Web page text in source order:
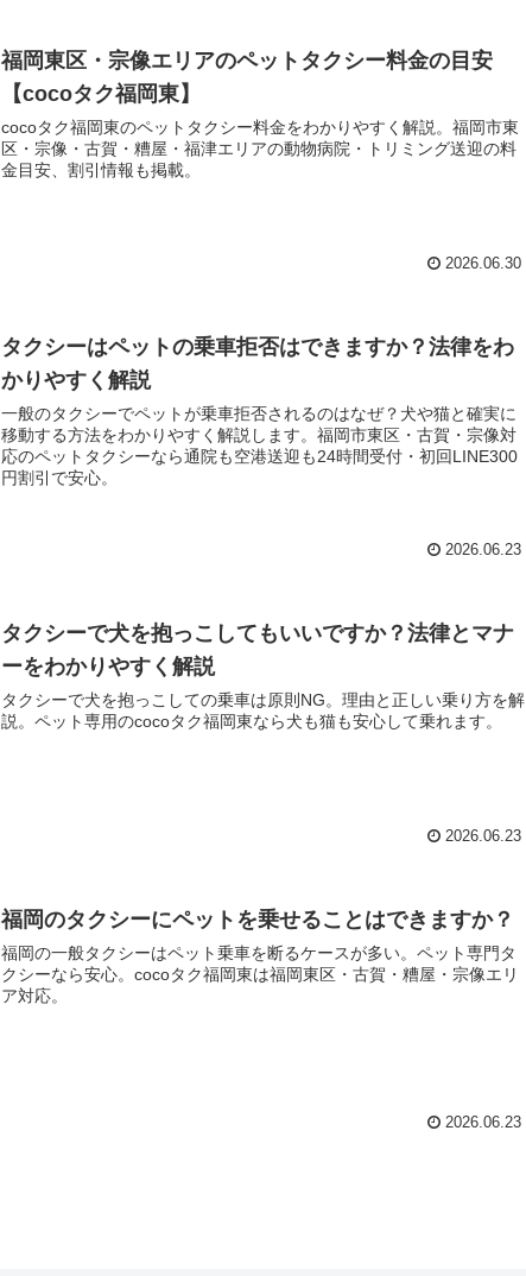
福岡東区・宗像エリアのペットタクシー料金の目安
【cocoタク福岡東】
cocoタク福岡東のペットタクシー料金をわかりやすく解説。福岡市東
区・宗像・古賀・糟屋・福津エリアの動物病院・トリミング送迎の料
金目安、割引情報も掲載。
2026.06.30
タクシーはペットの乗車拒否はできますか？法律をわ
かりやすく解説
一般のタクシーでペットが乗車拒否されるのはなぜ？犬や猫と確実に
移動する方法をわかりやすく解説します。福岡市東区・古賀・宗像対
応のペットタクシーなら通院も空港送迎も24時間受付・初回LINE300
円割引で安心。
2026.06.23
タクシーで犬を抱っこしてもいいですか？法律とマナ
ーをわかりやすく解説
タクシーで犬を抱っこしての乗車は原則NG。理由と正しい乗り方を解
説。ペット専用のcocoタク福岡東なら犬も猫も安心して乗れます。
2026.06.23
福岡のタクシーにペットを乗せることはできますか？
福岡の一般タクシーはペット乗車を断るケースが多い。ペット専門タ
クシーなら安心。cocoタク福岡東は福岡東区・古賀・糟屋・宗像エリ
ア対応。
2026.06.23